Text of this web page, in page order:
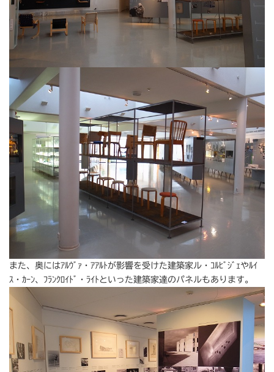
また、奥にはｱﾙｳﾞｧ・ｱｱﾙﾄが影響を受けた建築家ル・ｺﾙﾋﾞｼﾞｪやﾙｲ
ｽ・ｶｰﾝ、ﾌﾗﾝｸﾛｲﾄﾞ・ﾗｲﾄといった建築家達のパネルもあります。